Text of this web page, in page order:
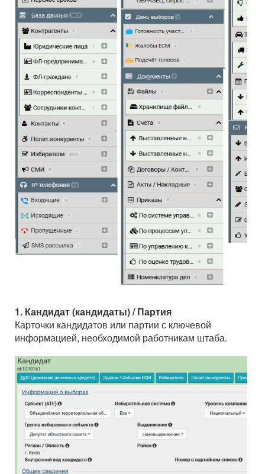
1. Кандидат (кандидаты) / Партия
Карточки кандидатов или партии с ключевой
информацией, необходимой работникам штаба.